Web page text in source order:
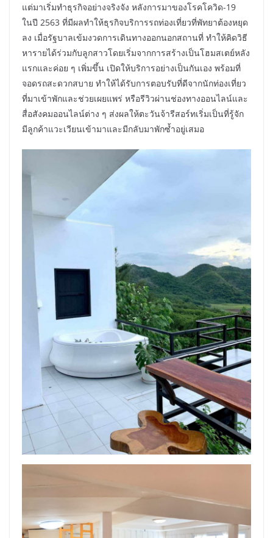
แต่มาเริ่มทำธุรกิจอย่างจริงจัง หลังการมาของโรคโควิด-19
ในปี 2563 ที่มีผลทำให้ธุรกิจบริการรถท่องเที่ยวที่พัทยาต้องหยุด
ลง เมื่อรัฐบาลเข้มงวดการเดินทางออกนอกสถานที่ ทำให้คิดวิธี
หารายได้ร่วมกับลูกสาวโดยเริ่มจากการสร้างเป็นโฮมสเตย์หลัง
แรกและค่อย ๆ เพิ่มขึ้น เปิดให้บริการอย่างเป็นกันเอง พร้อมที่
จอดรถสะดวกสบาย ทำให้ได้รับการตอบรับที่ดีจากนักท่องเที่ยว
ที่มาเข้าพักและช่วยเผยแพร่ หรือรีวิวผ่านช่องทางออนไลน์และ
สื่อสังคมออนไลน์ต่าง ๆ ส่งผลให้ตะวันจ้ารีสอร์ทเริ่มเป็นที่รู้จัก
มีลูกค้าแวะเวียนเข้ามาและมีกลับมาพักซ้ำอยู่เสมอ